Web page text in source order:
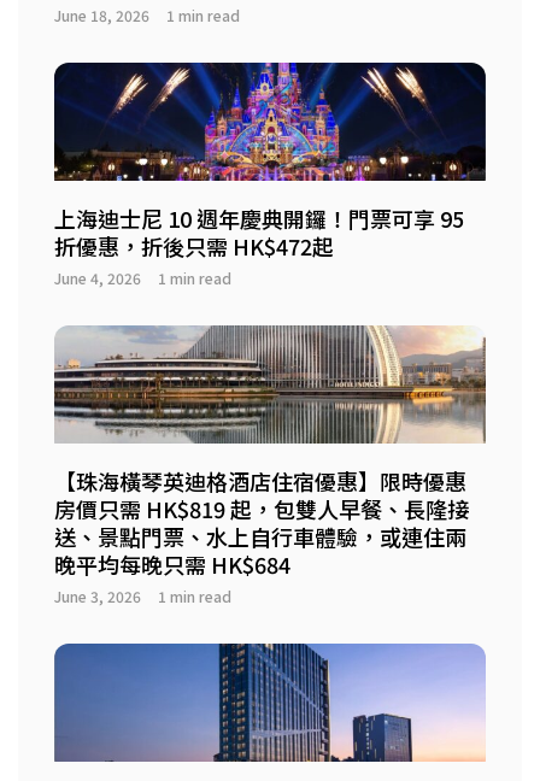
June 18, 2026 1 min read
上海迪士尼 10 週年慶典開鑼！門票可享 95
折優惠，折後只需 HK$472起
June 4, 2026 1 min read
【珠海橫琴英迪格酒店住宿優惠】限時優惠
房價只需 HK$819 起，包雙人早餐、長隆接
送、景點門票、水上自行車體驗，或連住兩
晚平均每晚只需 HK$684
June 3, 2026 1 min read